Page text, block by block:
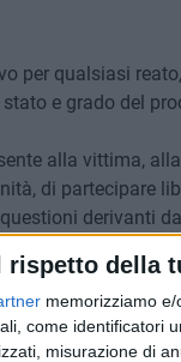
rispetto della
memorizziamo
come identificatori
misurazione di
per qualsiasi
e grado del
alla vittima,
di partecipare
derivanti
mediatore».
a promuovere il
come autore